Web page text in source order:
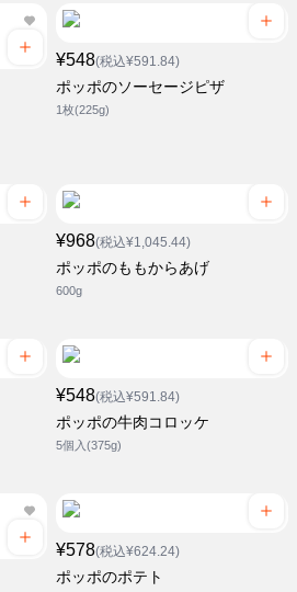
¥548(税込¥591.84)
ポッポのソーセージピザ
1枚(225g)
¥968(税込¥1,045.44)
ポッポのももからあげ
600g
¥548(税込¥591.84)
ポッポの牛肉コロッケ
5個入(375g)
¥578(税込¥624.24)
ポッポのポテト